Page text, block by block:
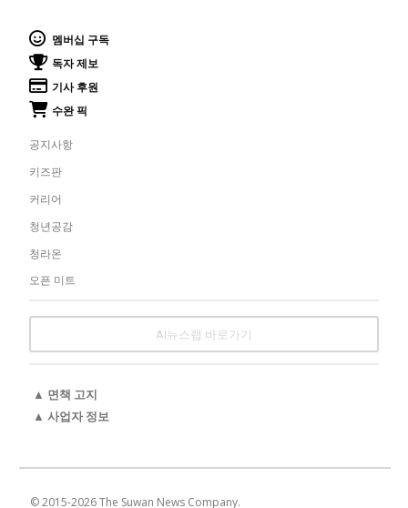
멤버십 구독
독자 제보
기사 후원
수완 픽
공지사항
키즈판
커리어
청년공감
청라온
오픈 미트
AI뉴스랩 바로가기
▲ 면책 고지
▲ 사업자 정보
© 2015-2026The Suwan News Company.